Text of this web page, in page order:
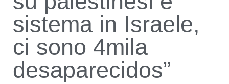
sistema in Israele,
ci sono 4mila
desaparecidos”